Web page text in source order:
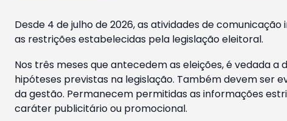
Desde 4 de julho de 2026, as atividades de
as restrições estabelecidas pela legislação eleitoral.
Nos três meses que antecedem as eleições, é vedada
hipóteses previstas na legislação. Também devem ser
da gestão. Permanecem permitidas as informações
caráter publicitário ou promocional.